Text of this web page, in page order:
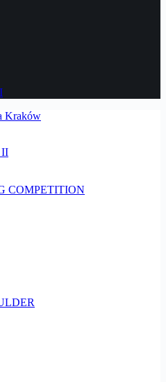
Kraków
II
COMPETITION